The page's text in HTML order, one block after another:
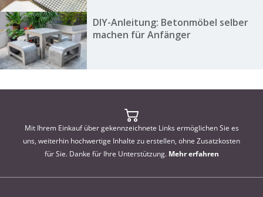
DIY-Anleitung: Betonmöbel selber
machen für Anfänger
Mit Ihrem Einkauf über gekennzeichnete Links ermöglichen Sie es
uns, weiterhin hochwertige Inhalte zu erstellen, ohne Zusatzkosten
für Sie. Danke für Ihre Unterstützung. Mehr erfahren